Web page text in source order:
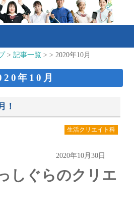
>記事一覧 > > 2020年10月
年10月
！
生活クリエイト科
2020年10月30日
しぐらのクリエ